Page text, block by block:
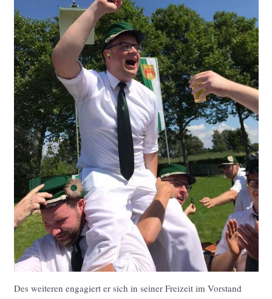
Des weiteren engagiert er sich in seiner Freizeit im Vorstand